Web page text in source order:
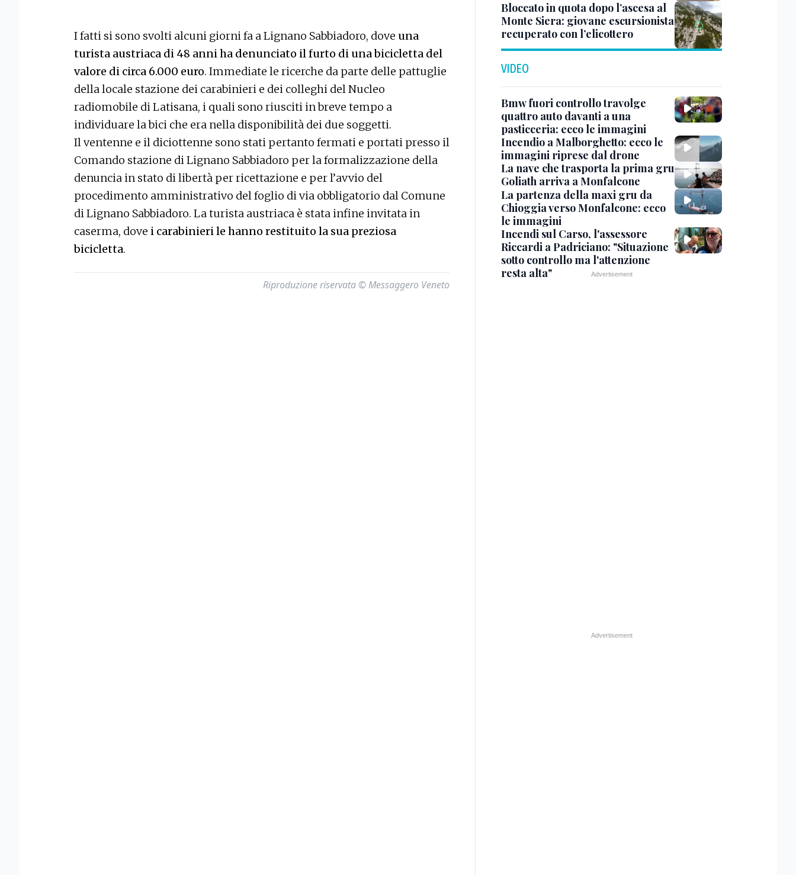
I fatti si sono svolti alcuni giorni fa a Lignano Sabbiadoro, dove una
turista austriaca di 48 anni ha denunciato il furto di una bicicletta del
valore di circa 6.000 euro. Immediate le ricerche da parte delle pattuglie
della locale stazione dei carabinieri e dei colleghi del Nucleo
radiomobile di Latisana, i quali sono riusciti in breve tempo a
individuare la bici che era nella disponibilità dei due soggetti.
Il ventenne e il diciottenne sono stati pertanto fermati e portati presso il
Comando stazione di Lignano Sabbiadoro per la formalizzazione della
denuncia in stato di libertà per ricettazione e per l’avvio del
procedimento amministrativo del foglio di via obbligatorio dal Comune
di Lignano Sabbiadoro. La turista austriaca è stata infine invitata in
caserma, dove i carabinieri le hanno restituito la sua preziosa
bicicletta.
Riproduzione riservata © Messaggero Veneto
Bloccato in quota dopo l’ascesa al
Monte Siera: giovane escursionista
recuperato con l’elicottero
VIDEO
Bmw fuori controllo travolge
quattro auto davanti a una
pasticceria: ecco le immagini
Incendio a Malborghetto: ecco le
immagini riprese dal drone
La nave che trasporta la prima gru
Goliath arriva a Monfalcone
La partenza della maxi gru da
Chioggia verso Monfalcone: ecco
le immagini
Incendi sul Carso, l'assessore
Riccardi a Padriciano: "Situazione
sotto controllo ma l'attenzione
resta alta"